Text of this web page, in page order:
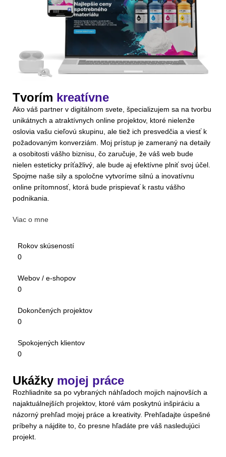
Tvorím kreatívne
Ako váš partner v digitálnom svete, špecializujem sa na tvorbu
unikátnych a atraktívnych online projektov, ktoré nielenže
oslovia vašu cieľovú skupinu, ale tiež ich presvedčia a viesť k
požadovaným konverziám. Moj prístup je zameraný na detaily
a osobitosti vášho biznisu, čo zaručuje, že váš web bude
nielen esteticky príťažlivý, ale bude aj efektívne plniť svoj účel.
Spojme naše sily a spoločne vytvoríme silnú a inovatívnu
online prítomnosť, ktorá bude prispievať k rastu vášho
podnikania.
Viac o mne
Rokov skúseností
0
Webov / e-shopov
0
Dokončených projektov
0
Spokojených klientov
0
Ukážky mojej práce
Rozhliadnite sa po vybraných náhľadoch mojich najnovších a
najaktuálnejších projektov, ktoré vám poskytnú inšpiráciu a
názorný prehľad mojej práce a kreativity. Prehľadajte úspešné
príbehy a nájdite to, čo presne hľadáte pre váš nasledujúci
projekt.